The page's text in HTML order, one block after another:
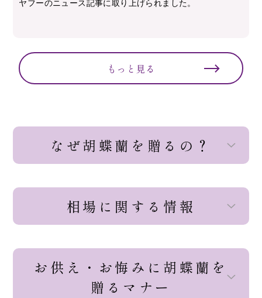
ヤフーのニュース記事に取り上げられました。
もっと見る
なぜ胡蝶蘭を贈るの？
相場に関する情報
お供え・お悔みに胡蝶蘭を
贈るマナー